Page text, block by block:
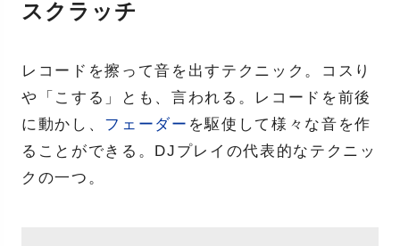
ジャケット
スクラッチ
レコードを擦って音を出すテクニック。コスり
や「こする」とも、言われる。レコードを前後
に動かし、 フェーダー を駆使して様々な音を作
ることができる。DJプレイの代表的なテクニッ
クの一つ。